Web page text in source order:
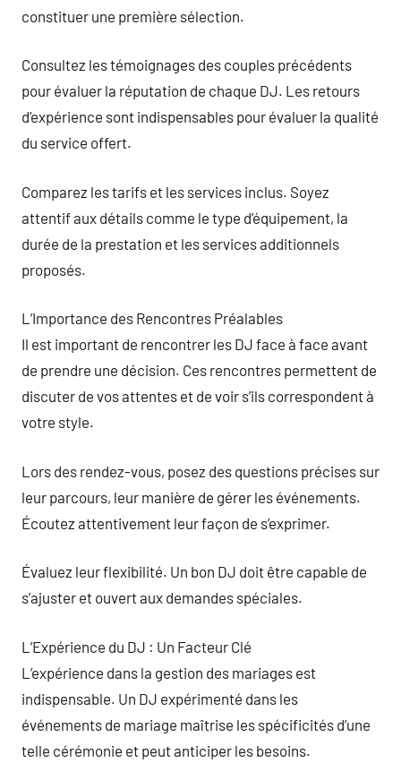
constituer une première sélection.
Consultez les témoignages des couples précédents
pour évaluer la réputation de chaque DJ. Les retours
d’expérience sont indispensables pour évaluer la qualité
du service offert.
Comparez les tarifs et les services inclus. Soyez
attentif aux détails comme le type d’équipement, la
durée de la prestation et les services additionnels
proposés.
L’Importance des Rencontres Préalables
Il est important de rencontrer les DJ face à face avant
de prendre une décision. Ces rencontres permettent de
discuter de vos attentes et de voir s’ils correspondent à
votre style.
Lors des rendez-vous, posez des questions précises sur
leur parcours, leur manière de gérer les événements.
Écoutez attentivement leur façon de s’exprimer.
Évaluez leur flexibilité. Un bon DJ doit être capable de
s’ajuster et ouvert aux demandes spéciales.
L’Expérience du DJ : Un Facteur Clé
L’expérience dans la gestion des mariages est
indispensable. Un DJ expérimenté dans les
événements de mariage maîtrise les spécificités d’une
telle cérémonie et peut anticiper les besoins.